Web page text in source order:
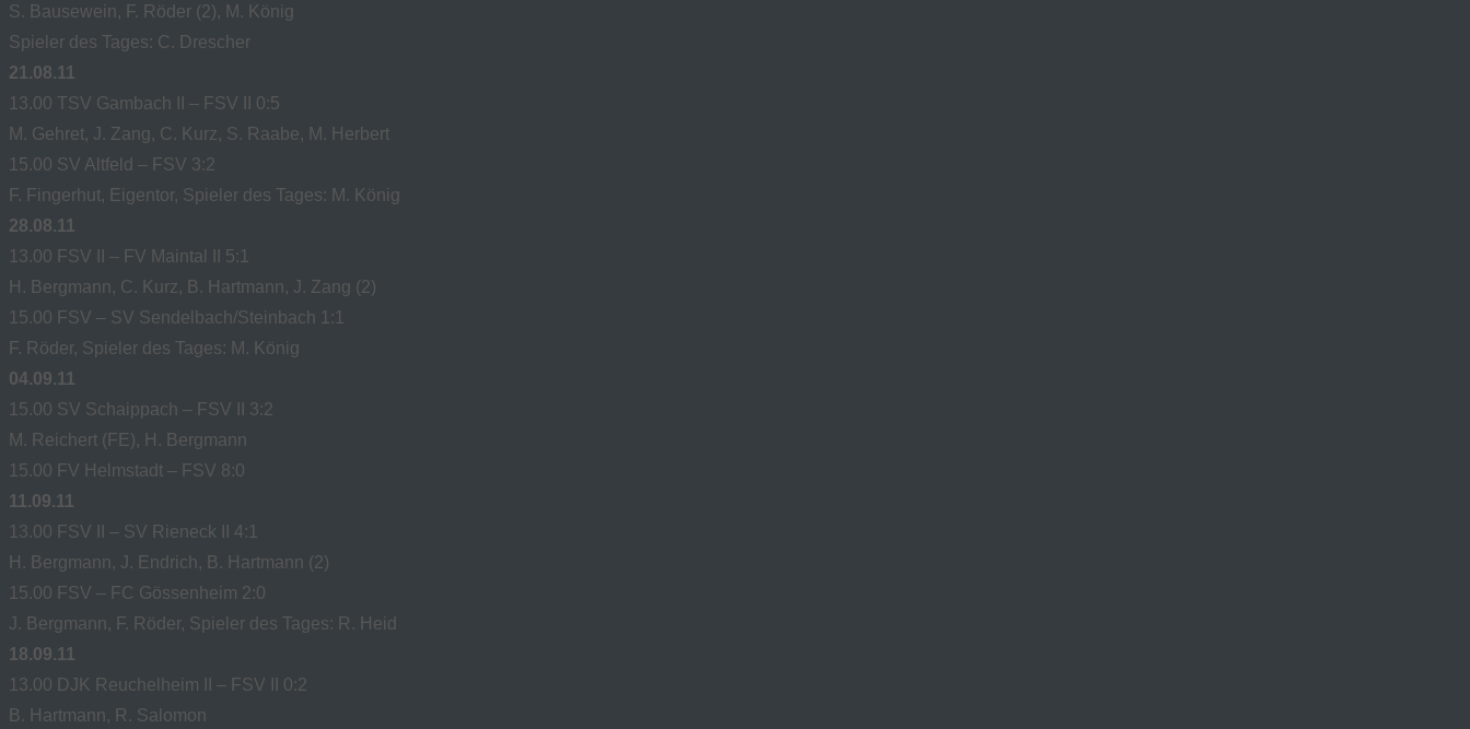
S. Bausewein, F. Röder (2), M. König
Spieler des Tages: C. Drescher
21.08.11
13.00 TSV Gambach II – FSV II 0:5
M. Gehret, J. Zang, C. Kurz, S. Raabe, M. Herbert
15.00 SV Altfeld – FSV 3:2
F. Fingerhut, Eigentor, Spieler des Tages: M. König
28.08.11
13.00 FSV II – FV Maintal II 5:1
H. Bergmann, C. Kurz, B. Hartmann, J. Zang (2)
15.00 FSV – SV Sendelbach/Steinbach 1:1
F. Röder, Spieler des Tages: M. König
04.09.11
15.00 SV Schaippach – FSV II 3:2
M. Reichert (FE), H. Bergmann
15.00 FV Helmstadt – FSV 8:0
11.09.11
13.00 FSV II – SV Rieneck II 4:1
H. Bergmann, J. Endrich, B. Hartmann (2)
15.00 FSV – FC Gössenheim 2:0
J. Bergmann, F. Röder, Spieler des Tages: R. Heid
18.09.11
13.00 DJK Reuchelheim II – FSV II 0:2
B. Hartmann, R. Salomon